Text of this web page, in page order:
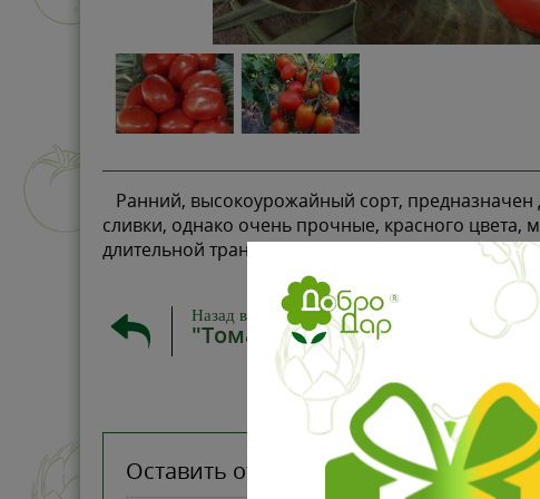
Ранний, высокоурожайный сорт,
сливки, однако очень прочные, красного цвета,
длительной транспортировки. Используется для
Назад в
"Томаты низкорослые"
Оставить отзыв